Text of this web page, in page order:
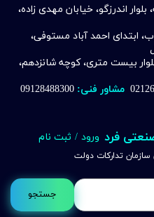
جستجو
بلوار اندرزگو، خیابان مهدی زاده،
ابتدای احمد آباد مستوفی،
بیست متری، کوچه شانزدهم،
مشاور فنی:
فرد
تدارکات دولت
ورود / ثبت نام